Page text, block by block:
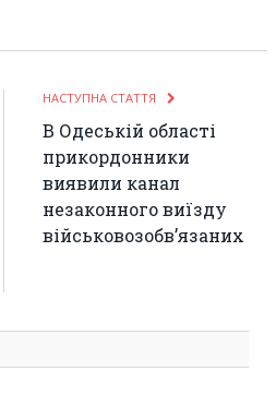
НАСТУПНА СТАТТЯ
В Одеській області
прикордонники
виявили канал
незаконного виїзду
військовозобв’язаних